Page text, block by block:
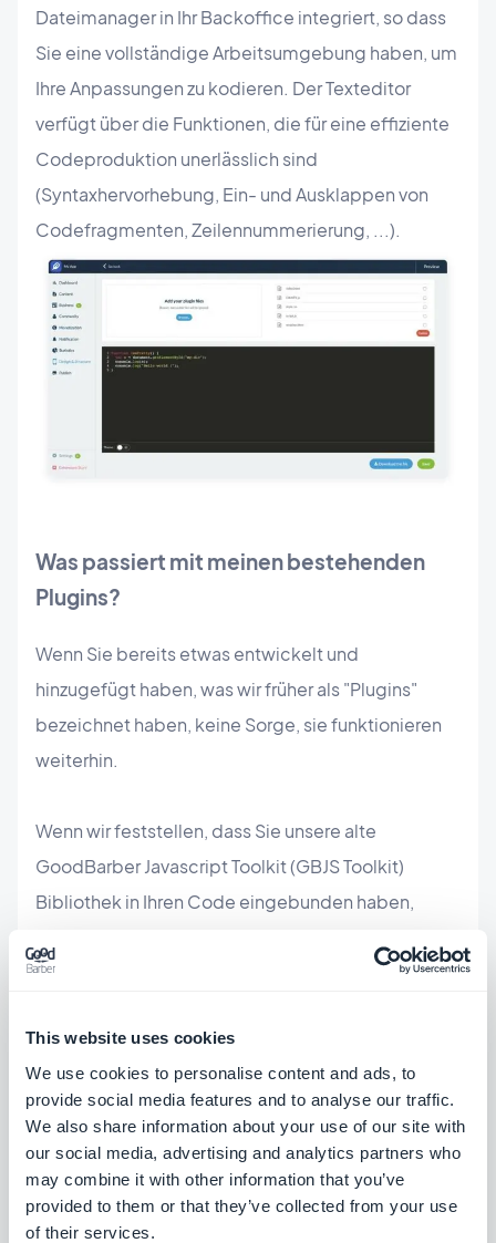
This website uses cookies
We use cookies to personalise content and ads, to
provide social media features and to analyse our traffic.
We also share information about your use of our site with
our social media, advertising and analytics partners who
may combine it with other information that you’ve
provided to them or that they’ve collected from your use
of their services.
Dateimanager in Ihr Backoffice integriert, so dass
Sie eine vollständige Arbeitsumgebung haben, um
Ihre Anpassungen zu kodieren. Der Texteditor
verfügt über die Funktionen, die für eine effiziente
Codeproduktion unerlässlich sind
(Syntaxhervorhebung, Ein- und Ausklappen von
Codefragmenten, Zeilennummerierung, ...).
Was passiert mit meinen bestehenden
Plugins?
Wenn Sie bereits etwas entwickelt und
hinzugefügt haben, was wir früher als "Plugins"
bezeichnet haben, keine Sorge, sie funktionieren
weiterhin.
Wenn wir feststellen, dass Sie unsere alte
GoodBarber Javascript Toolkit (GBJS Toolkit)
Bibliothek in Ihren Code eingebunden haben,
und nicht die der GoodBarber App API.
Erweiterte Konfiguration für
erfahrene Nutzer